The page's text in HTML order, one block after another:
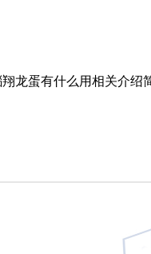
龙蛋有什么用相关介绍